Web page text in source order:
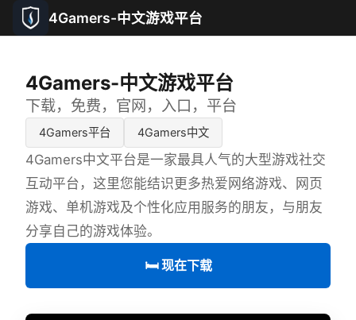
4Gamers-中文游戏平台
4Gamers-中文游戏平台
下载，免费，官网，入口，平台
4Gamers平台 4Gamers中文
4Gamers中文平台是一家最具人气的大型游戏社交
互动平台，这里您能结识更多热爱网络游戏、网页
游戏、单机游戏及个性化应用服务的朋友，与朋友
分享自己的游戏体验。
🛏️ 现在下载